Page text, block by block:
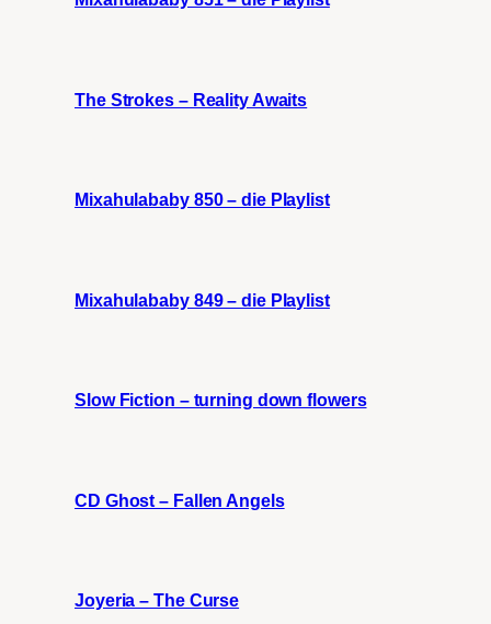
The Strokes – Reality Awaits
Mixahulababy 850 – die Playlist
Mixahulababy 849 – die Playlist
Slow Fiction – turning down flowers
CD Ghost – Fallen Angels
Joyeria – The Curse